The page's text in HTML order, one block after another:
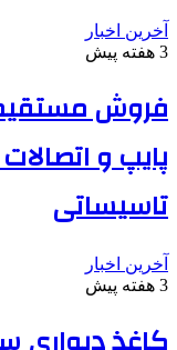
آخرین اخبار
3 هفته پیش
فروش مستقیم
پایپ و
تاسیساتی
آخرین اخبار
3 هفته پیش